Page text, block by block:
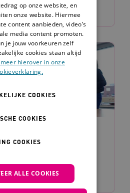
en ontwikkelen
op onze website, en
onze website. Hiermee
content aanbieden, video’s
media content promoten.
je jouw voorkeuren zelf
cookies staan altijd
hierover in onze
COOKIES
COOKIES
COOKIES
ALLE COOKIES